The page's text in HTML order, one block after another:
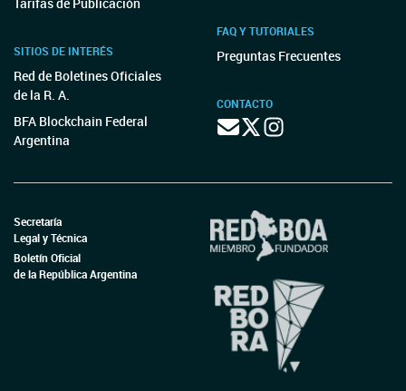
SITIOS DE INTERÉS
Red de Boletines Oficiales
de la R. A.
BFA Blockchain Federal
Argentina
FAQ Y TUTORIALES
Preguntas Frecuentes
CONTACTO
Secretaría
Legal y Técnica
Boletín Oficial
de la República Argentina